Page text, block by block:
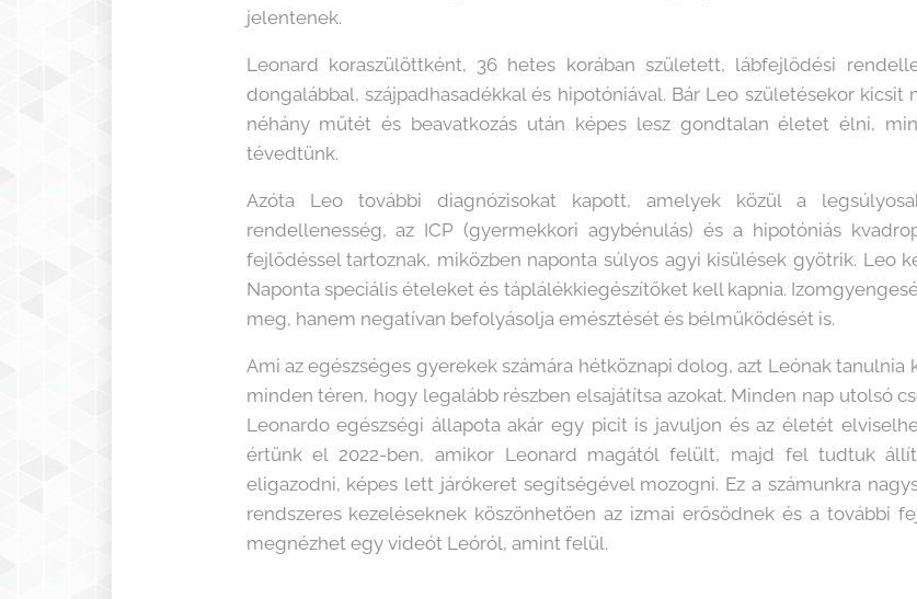
jelentenek.
Leonard koraszülöttként, 36 hetes korában született, lábfejlődési
dongalábbal, szájpadhasadékkal és hipotóniával. Bár Leo születésekor
néhány műtét és beavatkozás után képes lesz gondtalan életet élni,
tévedtünk.
Azóta Leo további diagnózisokat kapott, amelyek közül a
rendellenesség, az ICP (gyermekkori agybénulás) és a hipotóniás
fejlődéssel tartoznak, miközben naponta súlyos agyi kisülések gyötrik. Leo
Naponta speciális ételeket és táplálékkiegészítőket kell kapnia.
meg, hanem negatívan befolyásolja emésztését és bélműködését is.
Ami az egészséges gyerekek számára hétköznapi dolog, azt Leónak
minden téren, hogy legalább részben elsajátítsa azokat. Minden nap utolsó
Leonardo egészségi állapota akár egy picit is javuljon és az életét
értünk el 2022-ben, amikor Leonard magától felült, majd fel tudtuk
eligazodni, képes lett járókeret segítségével mozogni. Ez a számunkra
rendszeres kezeléseknek köszönhetöen az izmai erősödnek és a további
megnézhet egy videót Leóról, amint felül.